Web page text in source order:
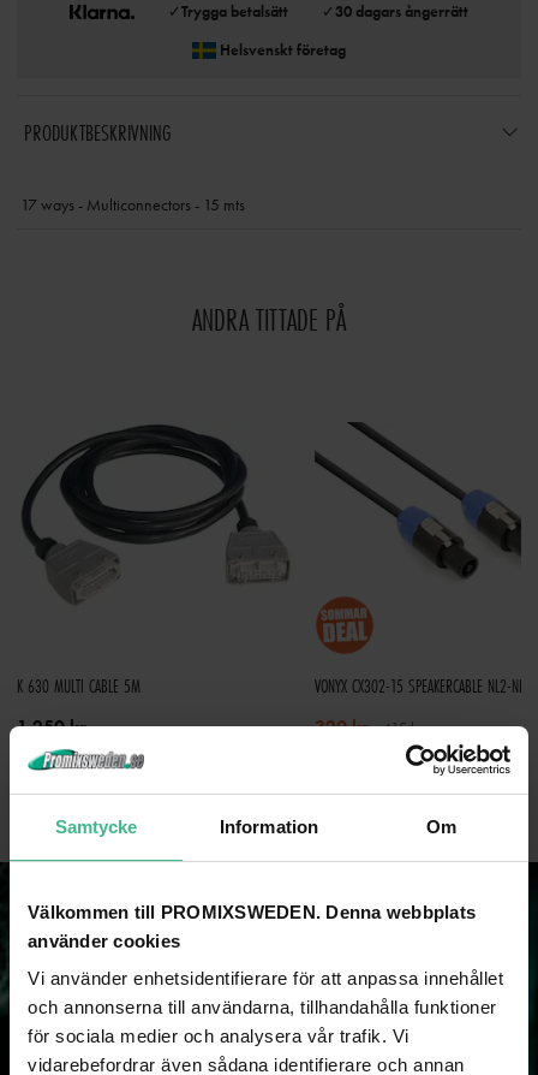
Samtycke Information Om
Välkommen till PROMIXSWEDEN. Denna webbplats
använder cookies
Vi använder enhetsidentifierare för att anpassa innehållet
och annonserna till användarna, tillhandahålla funktioner
för sociala medier och analysera vår trafik. Vi
vidarebefordrar även sådana identifierare och annan
✓Trygga betalsätt ✓30 dagars ångerrätt
Helsvenskt företag
PRODUKTBESKRIVNING
17 ways - Multiconnectors - 15 mts
ANDRA TITTADE PÅ
K 630 MULTI CABLE 5M
1 250 kr
GÅ TILL PRODUKT
VONYX CX302-15 SPEAKERCABLE NL2-
320 kr
415 kr
GÅ TILL PRODUKT